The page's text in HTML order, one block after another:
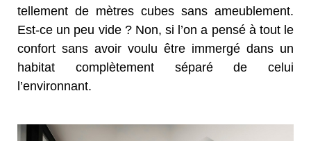
tellement de mètres cubes sans ameublement.
Est-ce un peu vide ? Non, si l’on a pensé à tout le
confort sans avoir voulu être immergé dans un
habitat complètement séparé de celui
l’environnant.